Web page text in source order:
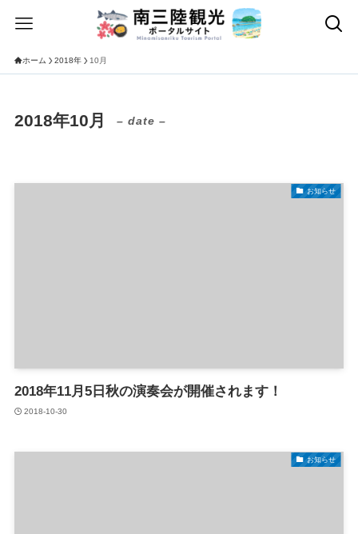
ホーム 2018年 10月
2018年10月 – date –
お知らせ
2018年11月5日秋の演奏会が開催されます！
2018-10-30
お知らせ